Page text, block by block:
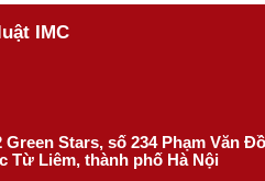
IMC
Stars, số 234 Phạm Văn
Từ Liêm, thành phố Hà Nội